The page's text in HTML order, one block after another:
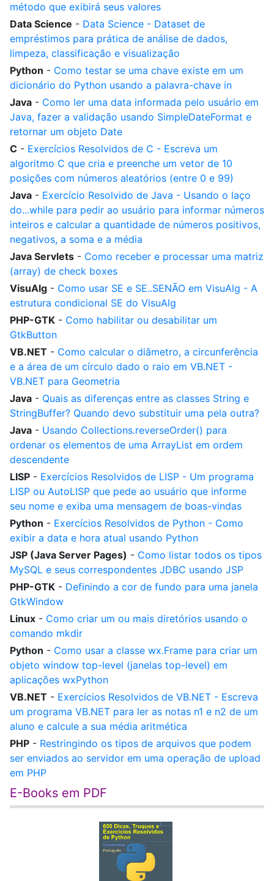
método que exibirá seus valores
Data Science - Data Science - Dataset de
empréstimos para prática de análise de dados,
limpeza, classificação e visualização
Python - Como testar se uma chave existe em um
dicionário do Python usando a palavra-chave in
Java - Como ler uma data informada pelo usuário em
Java, fazer a validação usando SimpleDateFormat e
retornar um objeto Date
C - Exercícios Resolvidos de C - Escreva um
algoritmo C que cria e preenche um vetor de 10
posições com números aleatórios (entre 0 e 99)
Java - Exercício Resolvido de Java - Usando o laço
do...while para pedir ao usuário para informar números
inteiros e calcular a quantidade de números positivos,
negativos, a soma e a média
Java Servlets - Como receber e processar uma matriz
(array) de check boxes
VisuAlg - Como usar SE e SE..SENÃO em VisuAlg - A
estrutura condicional SE do VisuAlg
PHP-GTK - Como habilitar ou desabilitar um
GtkButton
VB.NET - Como calcular o diâmetro, a circunferência
e a área de um círculo dado o raio em VB.NET -
VB.NET para Geometria
Java - Quais as diferenças entre as classes String e
StringBuffer? Quando devo substituir uma pela outra?
Java - Usando Collections.reverseOrder() para
ordenar os elementos de uma ArrayList em ordem
descendente
LISP - Exercícios Resolvidos de LISP - Um programa
LISP ou AutoLISP que pede ao usuário que informe
seu nome e exiba uma mensagem de boas-vindas
Python - Exercícios Resolvidos de Python - Como
exibir a data e hora atual usando Python
JSP (Java Server Pages) - Como listar todos os tipos
MySQL e seus correspondentes JDBC usando JSP
PHP-GTK - Definindo a cor de fundo para uma janela
GtkWindow
Linux - Como criar um ou mais diretórios usando o
comando mkdir
Python - Como usar a classe wx.Frame para criar um
objeto window top-level (janelas top-level) em
aplicações wxPython
VB.NET - Exercícios Resolvidos de VB.NET - Escreva
um programa VB.NET para ler as notas n1 e n2 de um
aluno e calcule a sua média aritmética
PHP - Restringindo os tipos de arquivos que podem
ser enviados ao servidor em uma operação de upload
em PHP
E-Books em PDF